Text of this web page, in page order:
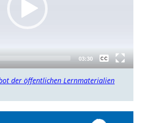
03:30
None
German
der öffentlichen Lernmaterialien